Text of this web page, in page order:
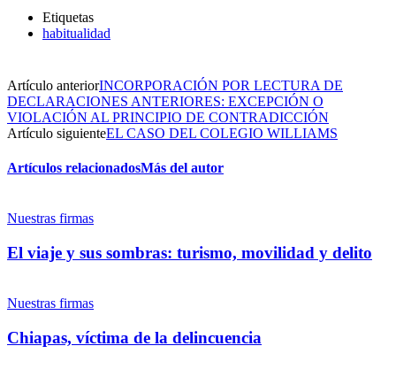
Whatsapp
Etiquetas
habitualidad
Artículo anteriorINCORPORACIÓN POR LECTURA DE
DECLARACIONES ANTERIORES: EXCEPCIÓN O
VIOLACIÓN AL PRINCIPIO DE CONTRADICCIÓN
Artículo siguienteEL CASO DEL COLEGIO WILLIAMS
Artículos relacionadosMás del autor
Nuestras firmas
El viaje y sus sombras: turismo, movilidad y delito
Nuestras firmas
Chiapas, víctima de la delincuencia